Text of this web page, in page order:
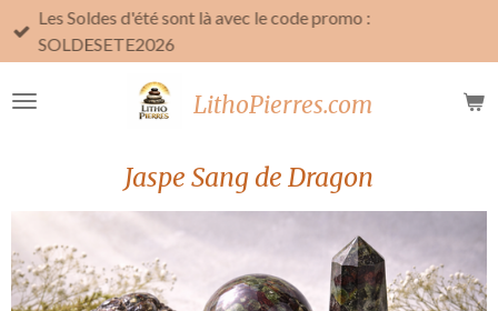
Passer
principal
LithoPierres.com
Les Soldes d'été sont là avec le code promo :
SOLDESETE2026
Jaspe Sang de Dragon